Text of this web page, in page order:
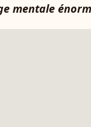
mentale